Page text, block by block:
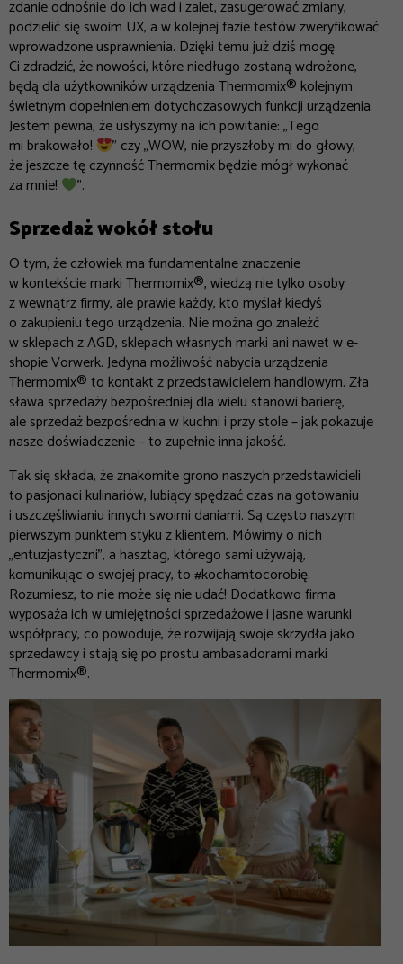
zdanie odnośnie do ich wad i zalet, zasugerować zmiany,
podzielić się swoim UX, a w kolejnej fazie testów zweryfikować
wprowadzone usprawnienia. Dzięki temu już dziś mogę
Ci zdradzić, że nowości, które niedługo zostaną wdrożone,
będą dla użytkowników urządzenia Thermomix® kolejnym
świetnym dopełnieniem dotychczasowych funkcji urządzenia.
Jestem pewna, że usłyszymy na ich powitanie: „Tego
mi brakowało!
” czy „WOW, nie przyszłoby mi do głowy,
że jeszcze tę czynność Thermomix będzie mógł wykonać
za mnie!
”.
Sprzedaż wokół stołu
O tym, że człowiek ma fundamentalne znaczenie
w kontekście marki Thermomix®, wiedzą nie tylko osoby
z wewnątrz firmy, ale prawie każdy, kto myślał kiedyś
o zakupieniu tego urządzenia. Nie można go znaleźć
w sklepach z AGD, sklepach własnych marki ani nawet w e-
shopie Vorwerk. Jedyna możliwość nabycia urządzenia
Thermomix® to kontakt z przedstawicielem handlowym. Zła
sława sprzedaży bezpośredniej dla wielu stanowi barierę,
ale sprzedaż bezpośrednia w kuchni i przy stole – jak pokazuje
nasze doświadczenie – to zupełnie inna jakość.
Tak się składa, że znakomite grono naszych przedstawicieli
to pasjonaci kulinariów, lubiący spędzać czas na gotowaniu
i uszczęśliwianiu innych swoimi daniami. Są często naszym
pierwszym punktem styku z klientem. Mówimy o nich
„entuzjastyczni”, a hasztag, którego sami używają,
komunikując o swojej pracy, to #kochamtocorobię.
Rozumiesz, to nie może się nie udać! Dodatkowo firma
wyposaża ich w umiejętności sprzedażowe i jasne warunki
współpracy, co powoduje, że rozwijają swoje skrzydła jako
sprzedawcy i stają się po prostu ambasadorami marki
Thermomix®.